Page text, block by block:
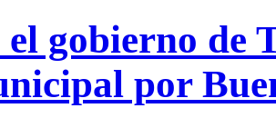
el gobierno de
por